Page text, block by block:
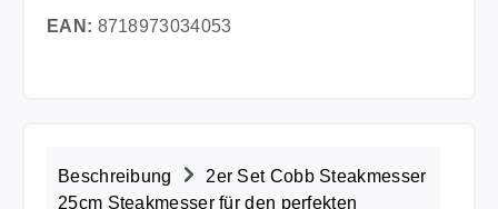
EAN: 8718973034053
Beschreibung
2er Set Cobb Steakmesser
25cm Steakmesser für den perfekten